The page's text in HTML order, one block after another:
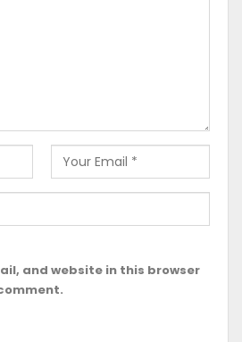
and website in this browser